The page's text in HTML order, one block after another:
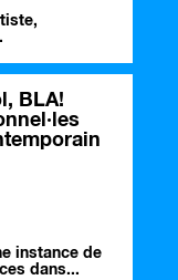
BLA!
instance de
dans...